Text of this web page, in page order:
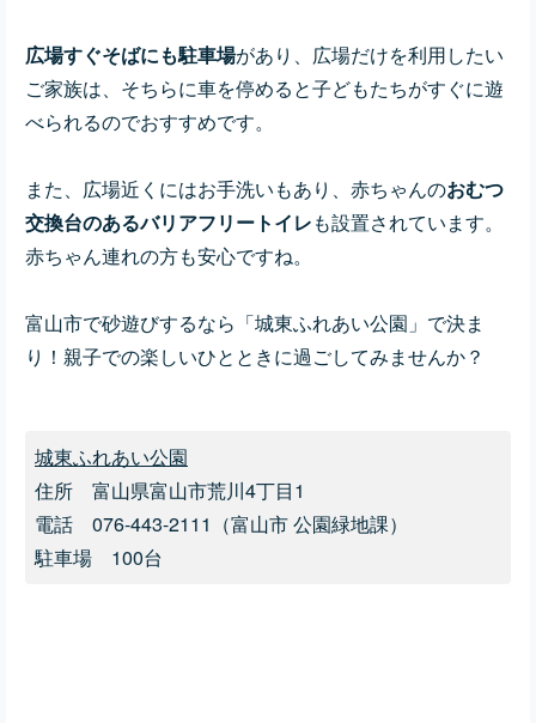
広場すぐそばにも駐車場があり、 広場だけを利用したい
ご家族は、そちらに車を停めると子どもたちがすぐに遊
べられるのでおすすめです。
また、広場近くにはお手洗いもあり、赤ちゃんのおむつ
交換台のあるバリアフリートイレも設置されています。
赤ちゃん連れの方も安心ですね。
富山市で砂遊びするなら「城東ふれあい公園」で決ま
り！親子での楽しいひとときに過ごしてみませんか？
城東ふれあい公園
住所 富山県富山市荒川4丁目1
電話 076-443-2111（富山市 公園緑地課）
駐車場 100台